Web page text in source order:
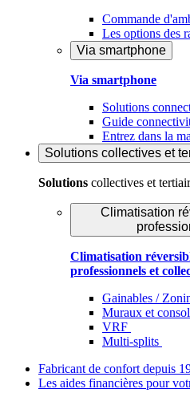
Commande
Les options des
Via smartphone
Via smartphone
Solutions
Guide
Entrez dans la
Solutions collectives et
Solutions collectives et
Climatisation
Climatisation
professionnels et
Gainables /
Muraux et
VRF
Multi-splits
Fabricant de confort depuis
Les aides financières pour